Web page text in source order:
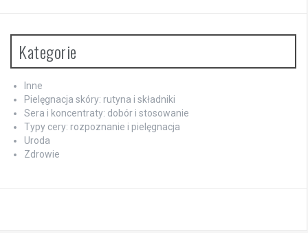
Kategorie
Inne
Pielęgnacja skóry: rutyna i składniki
Sera i koncentraty: dobór i stosowanie
Typy cery: rozpoznanie i pielęgnacja
Uroda
Zdrowie